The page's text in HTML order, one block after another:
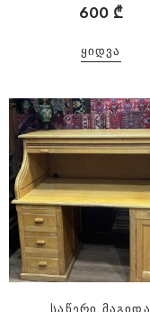
600 ₾
ᲧᲘᲓᲕᲐ
საწერი მაგიდა